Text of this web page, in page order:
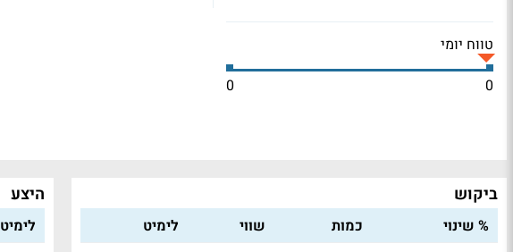
טווח יומי
0
0
ביקוש
% שינוי כמות שווי
לימיט
היצע
לימיט